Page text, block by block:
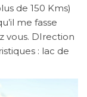
de 150 Kms)
me fasse
vous. DIrection
: lac de